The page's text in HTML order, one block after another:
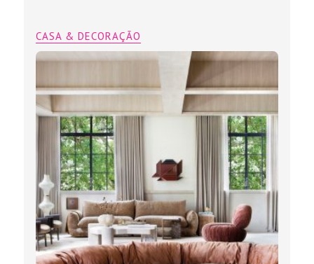
CASA & DECORAÇÃO